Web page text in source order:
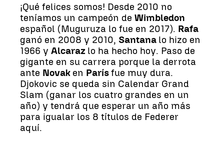
¡Qué felices somos! Desde 2010 no
teníamos un campeón de Wimbledon
español (Muguruza lo fue en 2017). Rafa
ganó en 2008 y 2010, Santana lo hizo en
1966 y Alcaraz lo ha hecho hoy. Paso de
gigante en su carrera porque la derrota
ante Novak en Parísfue muy dura.
Djokovic se queda sin Calendar Grand
Slam (ganar los cuatro grandes en un
año) y tendrá que esperar un año más
para igualar los 8 títulos de Federer
aquí.